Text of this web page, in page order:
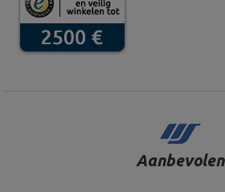
Aanbevolen